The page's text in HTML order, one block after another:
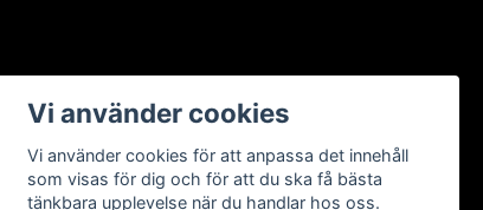
Vi använder cookies
Vi använder cookies för att anpassa det innehåll
som visas för dig och för att du ska få bästa
tänkbara upplevelse när du handlar hos oss.